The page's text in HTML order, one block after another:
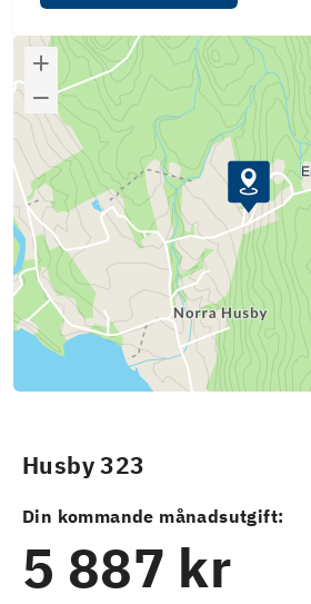
Husby 323
Din kommande månadsutgift:
5 887 kr